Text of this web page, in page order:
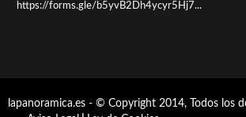
https://forms.gle/b5yvB2Dh4ycyr5Hj7...
lapanoramica.es - © Copyright 2014, Todos los